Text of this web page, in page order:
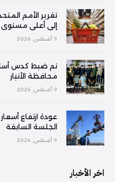
تقرير الأمم
إلى أعلى مستوى في 3
9 أغسطس, 2026
تم ضبط كدس
محافظة الأنبار
9 أغسطس, 2026
عودة ارتفاع
الجلسة السابقة
9 أغسطس, 2026
اخر الأخبار